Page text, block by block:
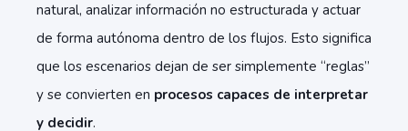
natural, analizar información no estructurada y actuar
de forma autónoma dentro de los flujos. Esto significa
que los escenarios dejan de ser simplemente “reglas”
y se convierten en procesos capaces de interpretar
y decidir.